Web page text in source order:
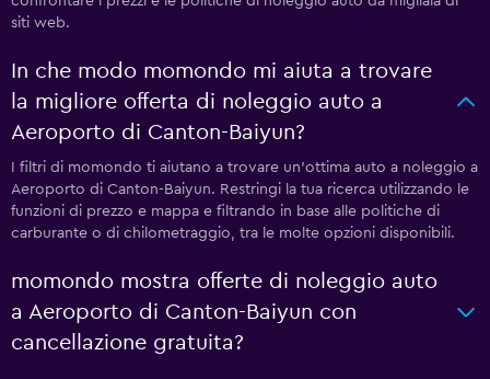
siti web.
In che modo momondo mi aiuta a trovare
la migliore offerta di noleggio auto a
Aeroporto di Canton-Baiyun?
I filtri di momondo ti aiutano a trovare un'ottima auto a noleggio a
Aeroporto di Canton-Baiyun. Restringi la tua ricerca utilizzando le
funzioni di prezzo e mappa e filtrando in base alle politiche di
carburante o di chilometraggio, tra le molte opzioni disponibili.
momondo mostra offerte di noleggio auto
a Aeroporto di Canton-Baiyun con
cancellazione gratuita?